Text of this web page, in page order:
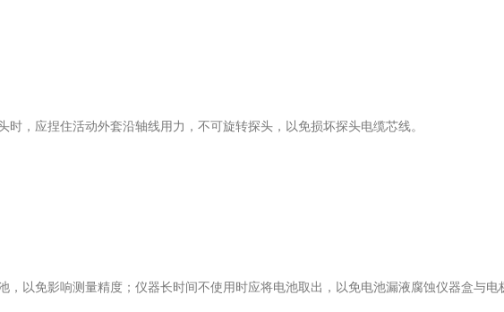
应捏住活动外套沿轴线用力，不可旋转探头，以免损坏探头电缆芯线。
免影响测量精度；仪器长时间不使用时应将电池取出，以免电池漏液腐蚀仪器盒与电